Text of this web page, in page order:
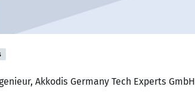
Akkodis Germany Tech Experts GmbH